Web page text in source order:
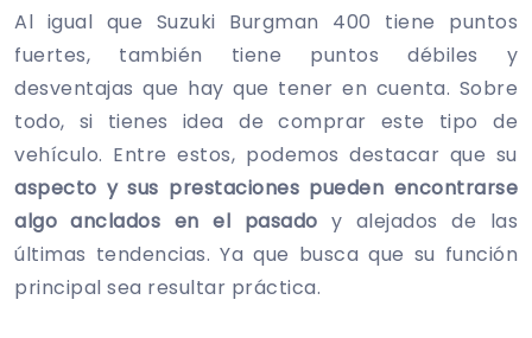
Al igual que Suzuki Burgman 400 tiene puntos
fuertes, también tiene puntos débiles y
desventajas que hay que tener en cuenta. Sobre
todo, si tienes idea de comprar este tipo de
vehículo. Entre estos, podemos destacar que su
aspecto y sus prestaciones pueden encontrarse
algo anclados en el pasado y alejados de las
últimas tendencias. Ya que busca que su función
principal sea resultar práctica.